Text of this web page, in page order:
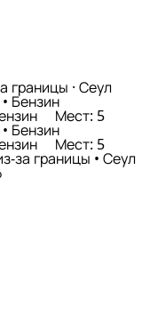
границы · Сеул
Бензин
Мест: 5
Бензин
Мест: 5
за границы • Сеул